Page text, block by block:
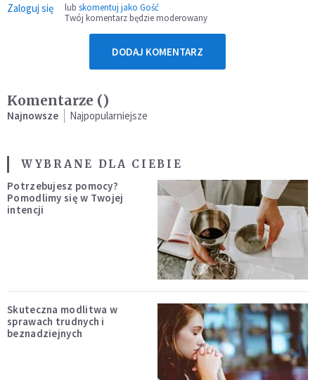
Zaloguj się lub skomentuj jako Gość
Twój komentarz będzie moderowany
DODAJ KOMENTARZ
Komentarze ()
Najnowsze Najpopularniejsze
WYBRANE DLA CIEBIE
Potrzebujesz pomocy?
Pomodlimy się w Twojej
intencji
Skuteczna modlitwa w
sprawach trudnych i
beznadziejnych